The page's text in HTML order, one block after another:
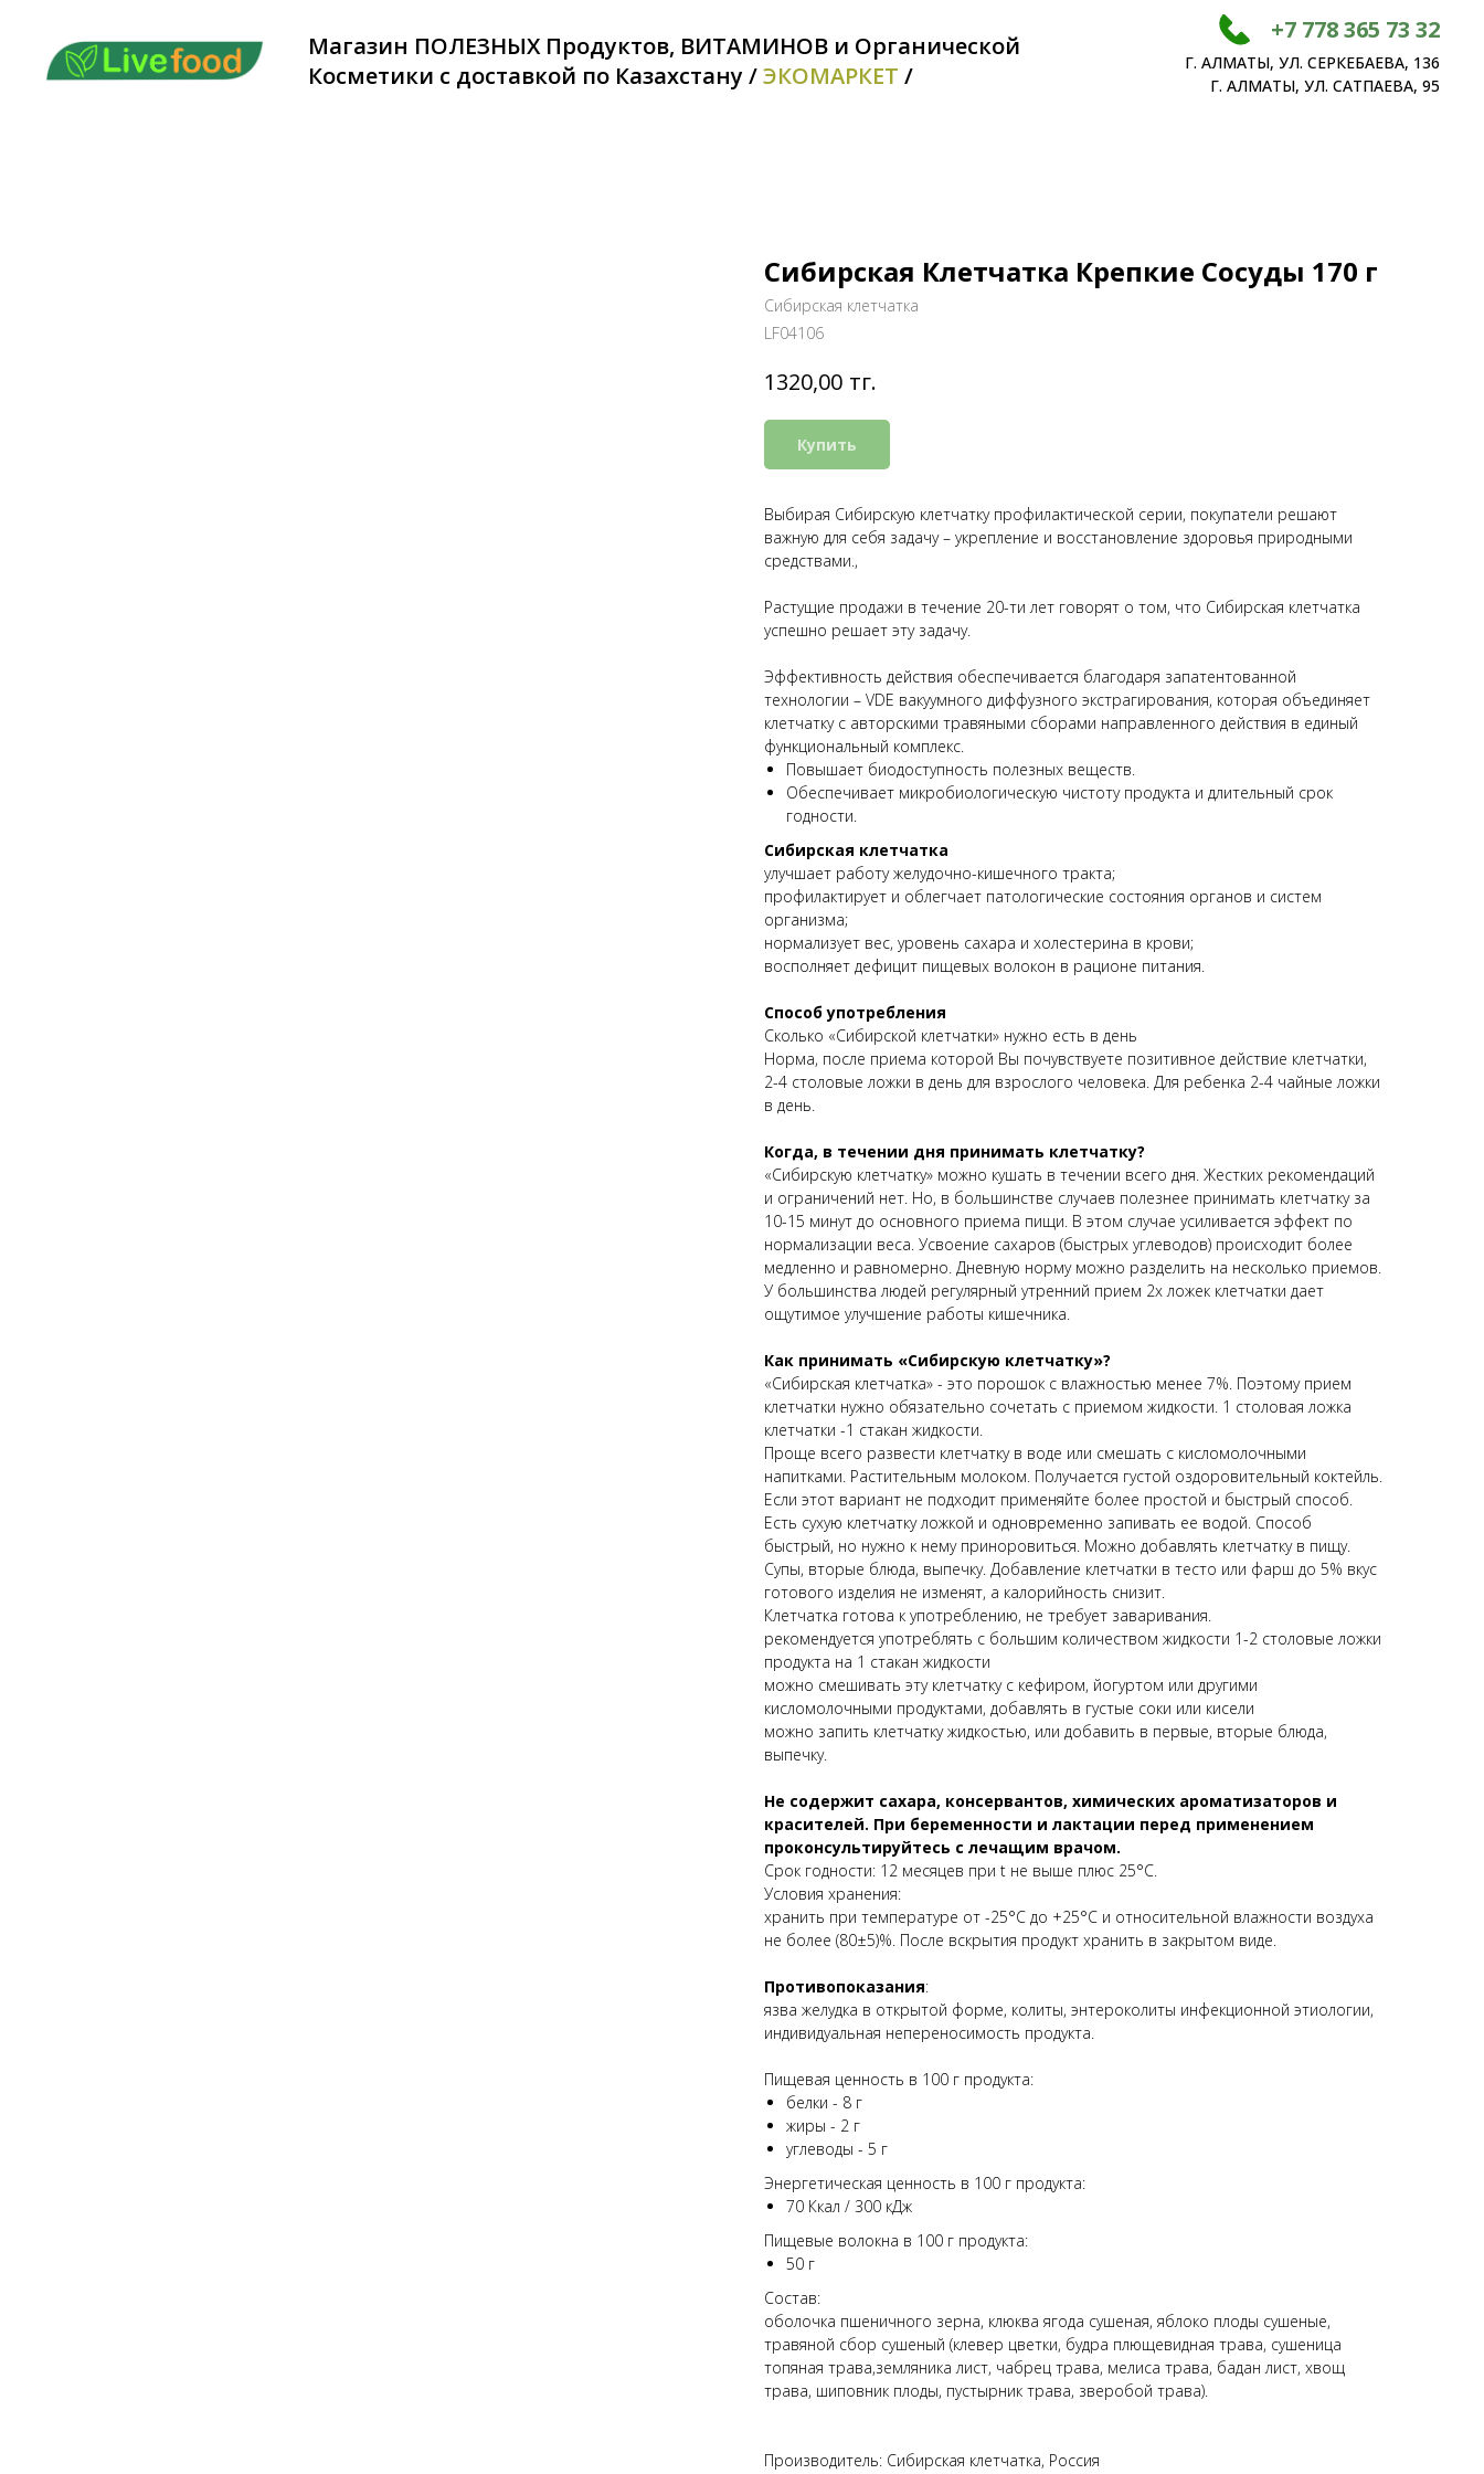
Магазин ПОЛЕЗНЫХ Продуктов, ВИТАМИНОВ и Органической
Косметики с доставкой по Казахстану /ЭКОМАРКЕТ /
+7 778 365 73 32
Г. АЛМАТЫ, УЛ. СЕРКЕБАЕВА, 136
Г. АЛМАТЫ, УЛ. САТПАЕВА, 95
Сибирская Клетчатка Крепкие Сосуды 170 г
Сибирская клетчатка
LF04106
1320,00 тг.
Купить
Выбирая Сибирскую клетчатку профилактической серии, покупатели решают
важную для себя задачу – укрепление и восстановление здоровья природными
средствами.,
Растущие продажи в течение 20-ти лет говорят о том, что Сибирская клетчатка
успешно решает эту задачу.
Эффективность действия обеспечивается благодаря запатентованной
технологии – VDE вакуумного диффузного экстрагирования, которая объединяет
клетчатку с авторскими травяными сборами направленного действия в единый
функциональный комплекс.
Повышает биодоступность полезных веществ.
Обеспечивает микробиологическую чистоту продукта и длительный срок
годности.
Сибирская клетчатка
улучшает работу желудочно-кишечного тракта;
профилактирует и облегчает патологические состояния органов и систем
организма;
нормализует вес, уровень сахара и холестерина в крови;
восполняет дефицит пищевых волокон в рационе питания.
Способ употребления
Сколько «Сибирской клетчатки» нужно есть в день
Норма, после приема которой Вы почувствуете позитивное действие клетчатки,
2-4 столовые ложки в день для взрослого человека. Для ребенка 2-4 чайные ложки
в день.
Когда, в течении дня принимать клетчатку?
«Сибирскую клетчатку» можно кушать в течении всего дня. Жестких рекомендаций
и ограничений нет. Но, в большинстве случаев полезнее принимать клетчатку за
10-15 минут до основного приема пищи. В этом случае усиливается эффект по
нормализации веса. Усвоение сахаров (быстрых углеводов) происходит более
медленно и равномерно. Дневную норму можно разделить на несколько приемов.
У большинства людей регулярный утренний прием 2х ложек клетчатки дает
ощутимое улучшение работы кишечника.
Как принимать «Сибирскую клетчатку»?
«Сибирская клетчатка» - это порошок с влажностью менее 7%. Поэтому прием
клетчатки нужно обязательно сочетать с приемом жидкости. 1 столовая ложка
клетчатки -1 стакан жидкости.
Проще всего развести клетчатку в воде или смешать с кисломолочными
напитками. Растительным молоком. Получается густой оздоровительный коктейль.
Если этот вариант не подходит применяйте более простой и быстрый способ.
Есть сухую клетчатку ложкой и одновременно запивать ее водой. Способ
быстрый, но нужно к нему приноровиться. Можно добавлять клетчатку в пищу.
Супы, вторые блюда, выпечку. Добавление клетчатки в тесто или фарш до 5% вкус
готового изделия не изменят, а калорийность снизит.
Клетчатка готова к употреблению, не требует заваривания.
рекомендуется употреблять с большим количеством жидкости 1-2 столовые ложки
продукта на 1 стакан жидкости
можно смешивать эту клетчатку с кефиром, йогуртом или другими
кисломолочными продуктами, добавлять в густые соки или кисели
можно запить клетчатку жидкостью, или добавить в первые, вторые блюда,
выпечку.
Не содержит сахара, консервантов, химических ароматизаторов и
красителей. При беременности и лактации перед применением
проконсультируйтесь с лечащим врачом.
Срок годности: 12 месяцев при t не выше плюс 25°С.
Условия хранения:
хранить при температуре от -25°С до +25°С и относительной влажности воздуха
не более (80±5)%. После вскрытия продукт хранить в закрытом виде.
Противопоказания:
язва желудка в открытой форме, колиты, энтероколиты инфекционной этиологии,
индивидуальная непереносимость продукта.
Пищевая ценность в 100 г продукта:
белки - 8 г
жиры - 2 г
углеводы - 5 г
Энергетическая ценность в 100 г продукта:
70 Ккал / 300 кДж
Пищевые волокна в 100 г продукта:
50 г
Состав:
оболочка пшеничного зерна, клюква ягода сушеная, яблоко плоды сушеные,
травяной сбор сушеный (клевер цветки, будра плющевидная трава, сушеница
топяная трава,земляника лист, чабрец трава, мелиса трава, бадан лист, хвощ
трава, шиповник плоды, пустырник трава, зверобой трава).
Производитель: Сибирская клетчатка, Россия